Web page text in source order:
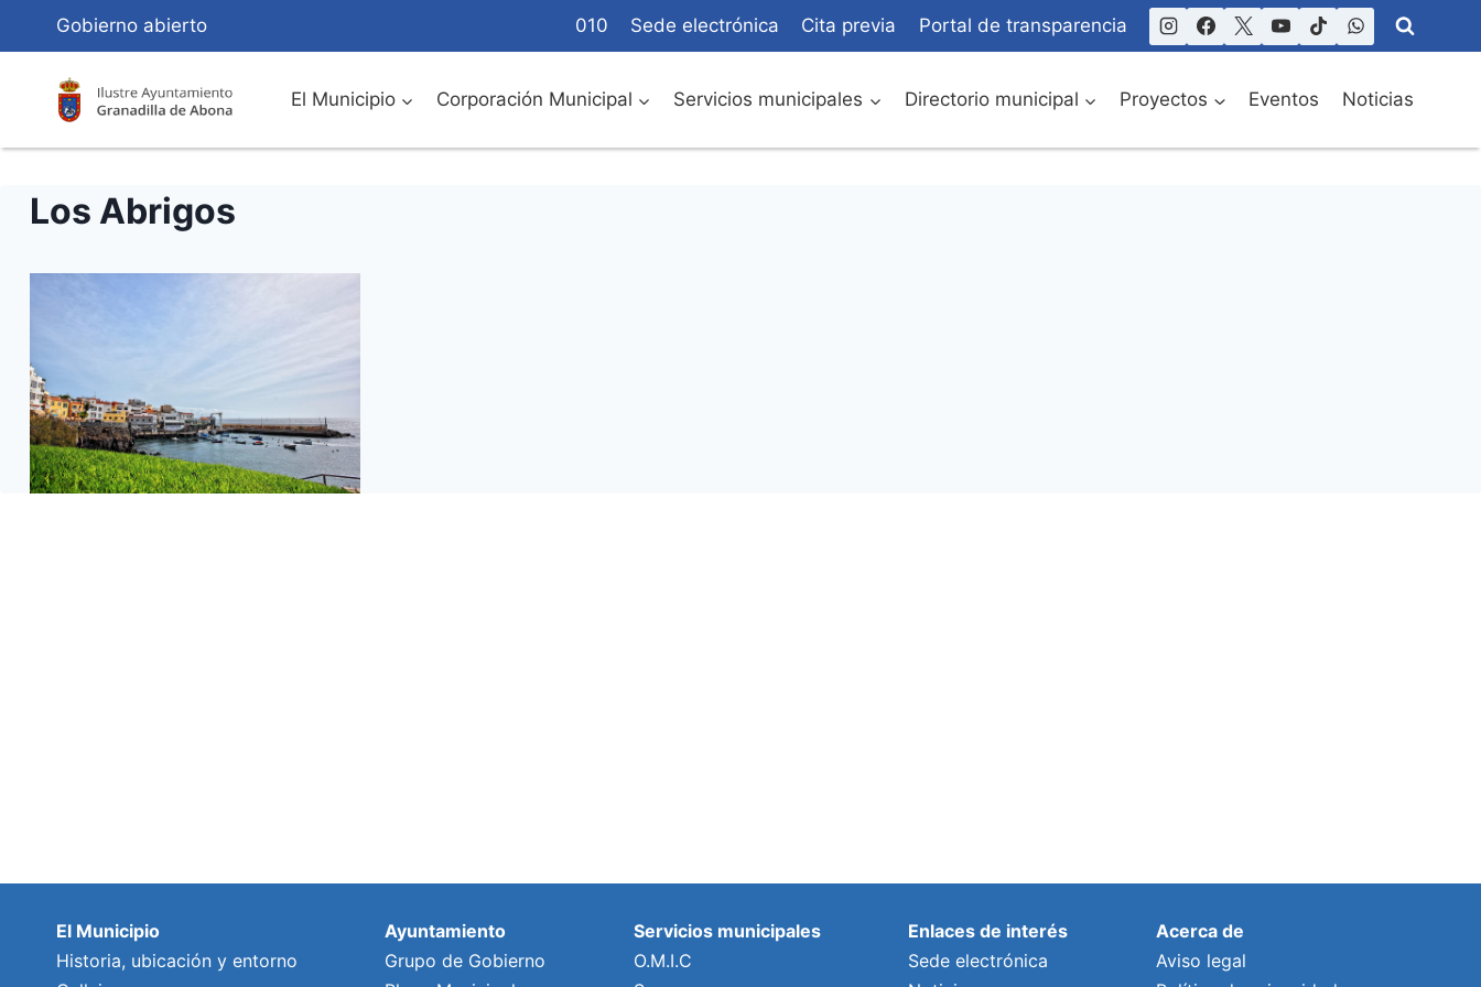
Contenido
Gobierno abierto 010 Sede electrónica Cita previa Portal de transparencia
El Municipio Corporación Municipal Servicios municipales Directorio municipal Proyectos Eventos Noticias
Los Abrigos
El Municipio
Historia, ubicación y entorno
Ayuntamiento
Grupo de Gobierno
Servicios municipales
O.M.I.C
Enlaces de interés
Sede electrónica
Acerca de
Aviso legal